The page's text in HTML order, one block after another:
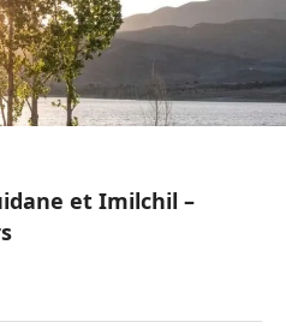
et Imilchil –